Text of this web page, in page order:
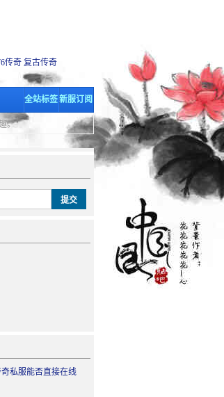
传奇 复古传奇
全站标签新服订阅
。
私服能否直接在线